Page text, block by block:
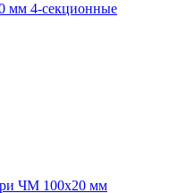
мм 4-секционные